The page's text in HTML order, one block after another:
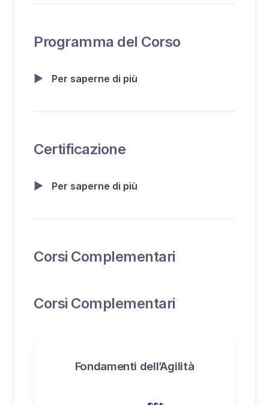
Programma del Corso
▶ Per saperne di più
Certificazione
▶ Per saperne di più
Corsi Complementari
Corsi Complementari
Fondamenti dell’Agilità